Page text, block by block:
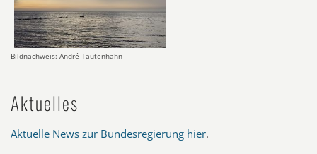
Bildnachweis: André Tautenhahn
Aktuelles
Aktuelle News zur Bundesregierung hier.